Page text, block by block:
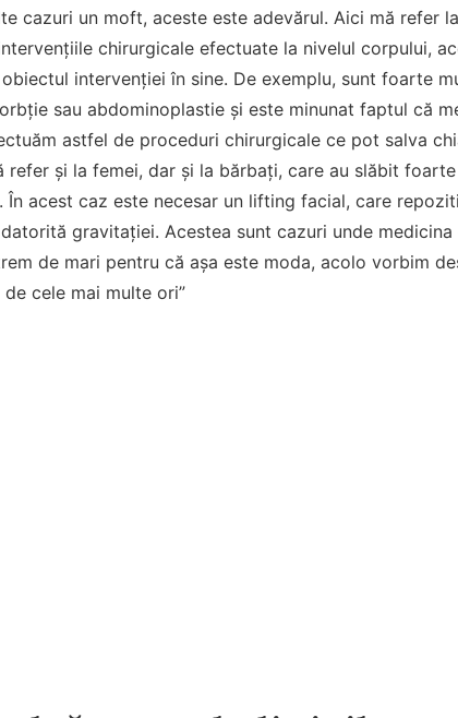
cazuri un moft, aceste este adevărul. Aici mă refer
chirurgicale efectuate la nivelul corpului,
intervenției în sine. De exemplu, sunt foarte
sau abdominoplastie și este minunat faptul că
astfel de proceduri chirurgicale ce pot salva
refer și la femei, dar și la bărbați, care au slăbit
acest caz este necesar un lifting facial, care
gravitației. Acestea sunt cazuri unde
de mari pentru că așa este moda, acolo vorbim
cele mai multe ori”